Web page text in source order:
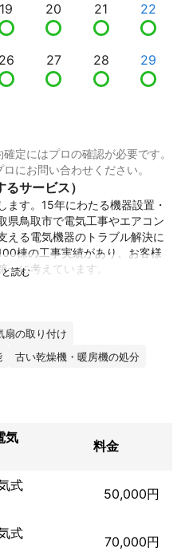
19 20 21 22
26 27 28 29
定にはプロの確認が必要です。
にお問い合わせください。
サービス）
ます。15年にわたる機器設置・
県鳥取市で電気工事やエアコン
える電気機器のトラブル解決に
棟の工事実績があり、お客様
に考えています。
後付け工事では、乾燥暖房機
の用意も可能で、電気式の乾燥
してお任せいただけます。
、最善の解決策を提案するこ
るサービスをスピーディかつ
いただけるよう努めています。
ン工事をしています。
、その他電気工事をこなして
。/ご要望に沿った最善の提案を
扇の取り付け
古い乾燥機・暖房機の処分
気
料金
式
50,000円
式
70,000円